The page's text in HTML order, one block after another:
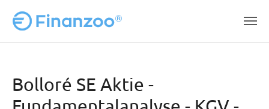
Bolloré SE Aktie -